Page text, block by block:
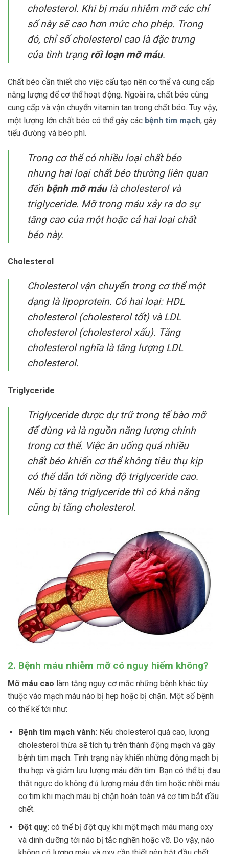
cholesterol. Khi bị máu nhiễm mỡ các chỉ
số này sẽ cao hơn mức cho phép. Trong
đó, chỉ số cholesterol cao là đặc trưng
của tình trạng rối loạn mỡ máu.
Chất béo cần thiết cho việc cấu tạo nên cơ thể và cung cấp
năng lượng để cơ thể hoạt động. Ngoài ra, chất béo cũng
cung cấp và vận chuyển vitamin tan trong chất béo. Tuy vậy,
một lượng lớn chất béo có thể gây các bệnh tim mạch, gây
tiểu đường và béo phì.
Trong cơ thể có nhiều loại chất béo
nhưng hai loại chất béo thường liên quan
đến bệnh mỡ máulà cholesterol và
triglyceride. Mỡ trong máu xảy ra do sự
tăng cao của một hoặc cả hai loại chất
béo này.
Cholesterol
Cholesterol vận chuyển trong cơ thể một
dạng là lipoprotein. Có hai loại: HDL
cholesterol (cholesterol tốt) và LDL
cholesterol (cholesterol xấu). Tăng
cholesterol nghĩa là tăng lượng LDL
cholesterol.
Triglyceride
Triglyceride được dự trữ trong tế bào mỡ
để dùng và là nguồn năng lượng chính
trong cơ thể. Việc ăn uống quá nhiều
chất béo khiến cơ thể không tiêu thụ kịp
có thể dẫn tới nồng độ triglyceride cao.
Nếu bị tăng triglyceride thì có khả năng
cũng bị tăng cholesterol.
2. Bệnh máu nhiễm mỡ có nguy hiểm không?
Mỡ máu cao làm tăng nguy cơ mắc những bệnh khác tùy
thuộc vào mạch máu nào bị hẹp hoặc bị chặn. Một số bệnh
có thể kể tới như:
Bệnh tim mạch vành: Nếu cholesterol quá cao, lượng
cholesterol thừa sẽ tích tụ trên thành động mạch và gây
bệnh tim mạch. Tình trạng này khiến những động mạch bị
thu hẹp và giảm lưu lượng máu đến tim. Bạn có thể bị đau
thắt ngực do không đủ lượng máu đến tim hoặc nhồi máu
cơ tim khi mạch máu bị chặn hoàn toàn và cơ tim bắt đầu
chết.
Đột quỵ: có thể bị đột quỵ khi một mạch máu mang oxy
và dinh dưỡng tới não bị tắc nghẽn hoặc vỡ. Do vậy, não